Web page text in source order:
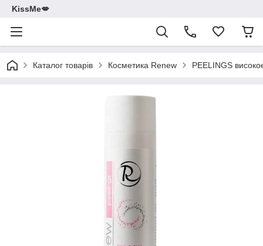
KissMe💋
Каталог товарів Косметика Renew PEELINGS